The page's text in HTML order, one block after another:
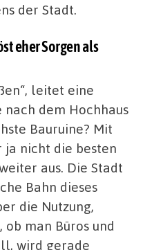
der Stadt.
eher Sorgen als
leitet eine
dem Hochhaus
Bauruine? Mit
ja nicht die besten
aus. Die Stadt
Bahn dieses
die Nutzung,
ob man Büros und
wird gerade